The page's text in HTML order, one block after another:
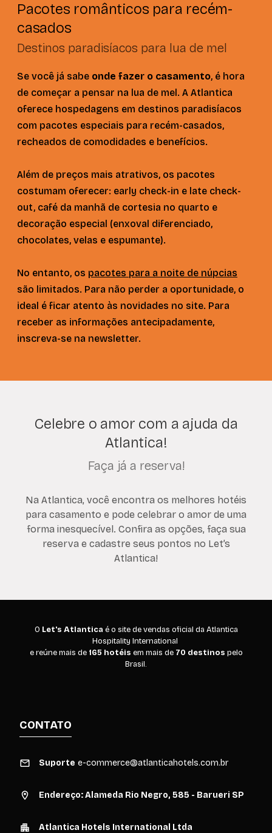
Pacotes românticos para recém-
casados
Destinos paradisíacos para lua de mel
Se você já sabe onde fazer o casamento, é hora
de começar a pensar na lua de mel. A Atlantica
oferece hospedagens em destinos paradisíacos
com pacotes especiais para recém-casados,
recheados de comodidades e benefícios.
Além de preços mais atrativos, os pacotes
costumam oferecer: early check-in e late check-
out, café da manhã de cortesia no quarto e
decoração especial (enxoval diferenciado,
chocolates, velas e espumante).
No entanto, os pacotes para a noite de núpcias
são limitados. Para não perder a oportunidade, o
ideal é ficar atento às novidades no site. Para
receber as informações antecipadamente,
inscreva-se na newsletter.
Celebre o amor com a ajuda da
Atlantica!
Faça já a reserva!
Na Atlantica, você encontra os melhores hotéis
para casamento e pode celebrar o amor de uma
forma inesquecível. Confira as opções, faça sua
reserva e cadastre seus pontos no Let’s
Atlantica!
O Let's Atlantica é o site de vendas oficial da Atlantica
Hospitality International
e reúne mais de 165 hotéis em mais de 70 destinos pelo
Brasil.
CONTATO
Suporte e-commerce@atlanticahotels.com.br
Endereço: Alameda Rio Negro, 585 - Barueri SP
Atlantica Hotels International Ltda